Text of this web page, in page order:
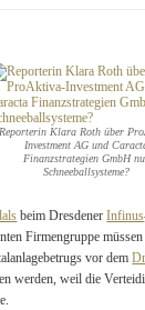
Reporterin Klara Roth über
Investment AG und
Finanzstrategien GmbH
Schneeballsysteme?
beim DresdenerInfinus
Firmengruppe
vor dem
werden, weil die